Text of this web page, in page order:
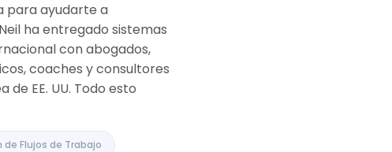
para ayudarte a
ha entregado sistemas
con abogados,
coaches y consultores
EE. UU. Todo esto
Flujos de Trabajo